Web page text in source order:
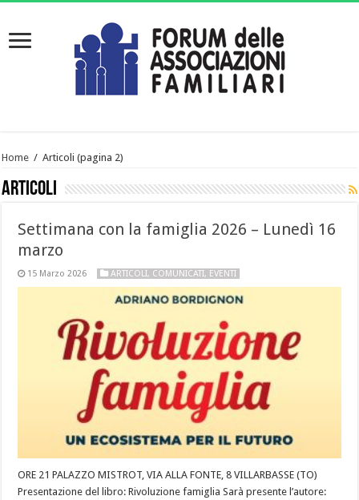
Home / Articoli (pagina 2)
Articoli
Settimana con la famiglia 2026 – Lunedì 16
marzo
15 Marzo 2026 ARTICOLI, COMUNICATI, EVENTI
ORE 21 PALAZZO MISTROT, VIA ALLA FONTE, 8 VILLARBASSE (TO)
Presentazione del libro: Rivoluzione famiglia Sarà presente l’autore: